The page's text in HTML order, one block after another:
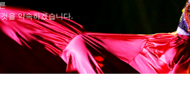
을 약속하겠습니다.